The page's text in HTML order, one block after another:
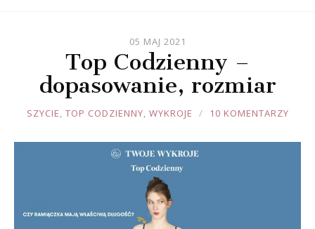
05 MAJ 2021
Top Codzienny –
dopasowanie, rozmiar
JOULE
SZYCIE, TOP CODZIENNY, WYKROJE 10 KOMENTARZY